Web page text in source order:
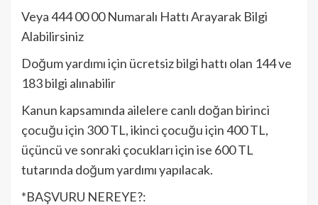
Veya 444 00 00 Numaralı Hattı Arayarak Bilgi
Alabilirsiniz
Doğum yardımı için ücretsiz bilgi hattı olan 144 ve
183 bilgi alınabilir
Kanun kapsamında ailelere canlı doğan birinci
çocuğu için 300 TL, ikinci çocuğu için 400 TL,
üçüncü ve sonraki çocukları için ise 600 TL
tutarında doğum yardımı yapılacak.
*BAŞVURU NEREYE?: